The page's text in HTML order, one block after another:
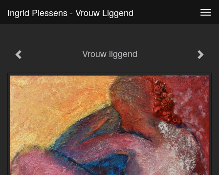
Ingrid Piessens - Vrouw Liggend
Vrouw liggend